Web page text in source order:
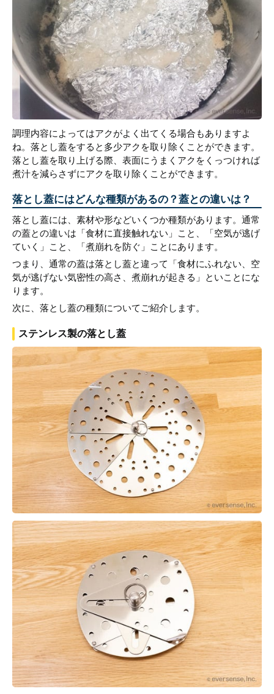
調理内容によってはアクがよく出てくる場合もありますよ
ね。落とし蓋をすると多少アクを取り除くことができます。
落とし蓋を取り上げる際、表面にうまくアクをくっつければ
煮汁を減らさずにアクを取り除くことができます。
落とし蓋にはどんな種類があるの？蓋との違いは？
落とし蓋には、素材や形などいくつか種類があります。通常
の蓋との違いは「食材に直接触れない」こと、「空気が逃げ
ていく」こと、「煮崩れを防ぐ」ことにあります。
つまり、通常の蓋は落とし蓋と違って「食材にふれない、空
気が逃げない気密性の高さ、煮崩れが起きる」といことにな
ります。
次に、落とし蓋の種類についてご紹介します。
ステンレス製の落とし蓋